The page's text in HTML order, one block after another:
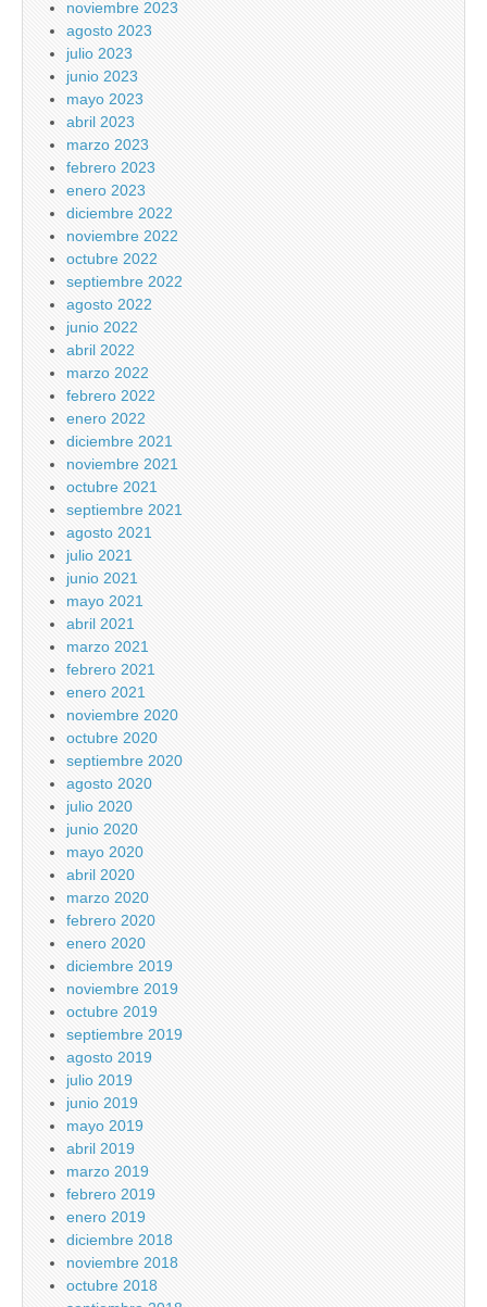
noviembre 2023
agosto 2023
julio 2023
junio 2023
mayo 2023
abril 2023
marzo 2023
febrero 2023
enero 2023
diciembre 2022
noviembre 2022
octubre 2022
septiembre 2022
agosto 2022
junio 2022
abril 2022
marzo 2022
febrero 2022
enero 2022
diciembre 2021
noviembre 2021
octubre 2021
septiembre 2021
agosto 2021
julio 2021
junio 2021
mayo 2021
abril 2021
marzo 2021
febrero 2021
enero 2021
noviembre 2020
octubre 2020
septiembre 2020
agosto 2020
julio 2020
junio 2020
mayo 2020
abril 2020
marzo 2020
febrero 2020
enero 2020
diciembre 2019
noviembre 2019
octubre 2019
septiembre 2019
agosto 2019
julio 2019
junio 2019
mayo 2019
abril 2019
marzo 2019
febrero 2019
enero 2019
diciembre 2018
noviembre 2018
octubre 2018